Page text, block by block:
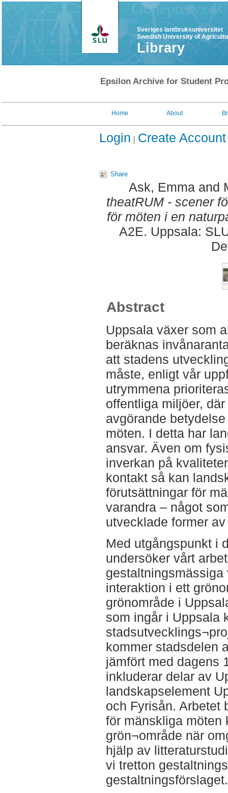
Sveriges lantbruksuniversitet
Swedish University of
Library
Epsilon Archive for Student
Home About
Login Create Account
Share
Ask, Emmaand
theatRUM - scener
för möten i en
A2E. Uppsala:
Abstract
Uppsala växer som
beräknas
att stadens
måste, enligt vår
utrymmena
offentliga miljöer,
avgörande
möten. I detta har
ansvar. Även om
inverkan på
kontakt så kan
förutsättningar för
varandra – något
utvecklade former
Med utgångspunkt i
undersöker vårt
interaktion i ett
grönområde i
som ingår i Uppsala
kommer stadsdelen
jämfört med dagens
inkluderar delar av
landskapselement
och Fyrisån. Arbetet
för mänskliga möten
grön¬område när
hjälp av
vi tretton
gestaltningsförslaget.